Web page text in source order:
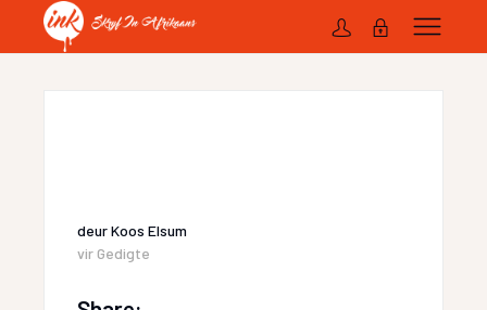
deurKoos Elsum
vir Gedigte